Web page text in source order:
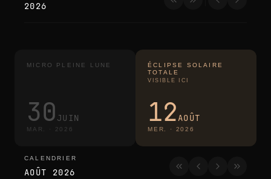
2026
MICRO PLEINE LUNE
30 JUIN
MAR. · 2026
ÉCLIPSE SOLAIRE
TOTALE
VISIBLE ICI
12AOÛT
MER. · 2026
calendrier
CALENDRIER
AOÛT 2026